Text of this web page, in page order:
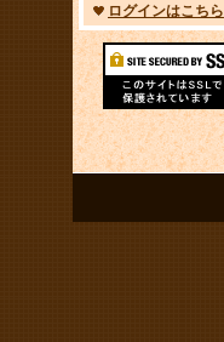
ログインはこちら